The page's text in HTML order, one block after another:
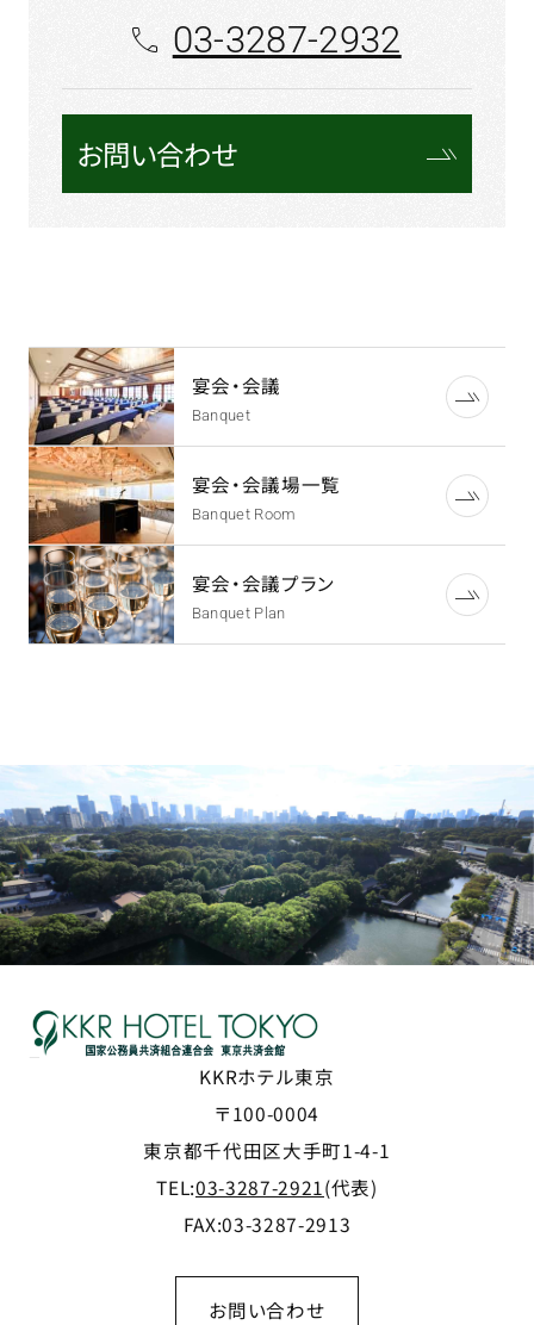
03-3287-2932
お問い合わせ
宴会・会議
Banquet
宴会・会議場一覧
Banquet Room
宴会・会議プラン
Banquet Plan
KKRホテル東京
〒100-0004
東京都千代田区大手町1-4-1
TEL:03-3287-2921(代表)
FAX:03-3287-2913
お問い合わせ